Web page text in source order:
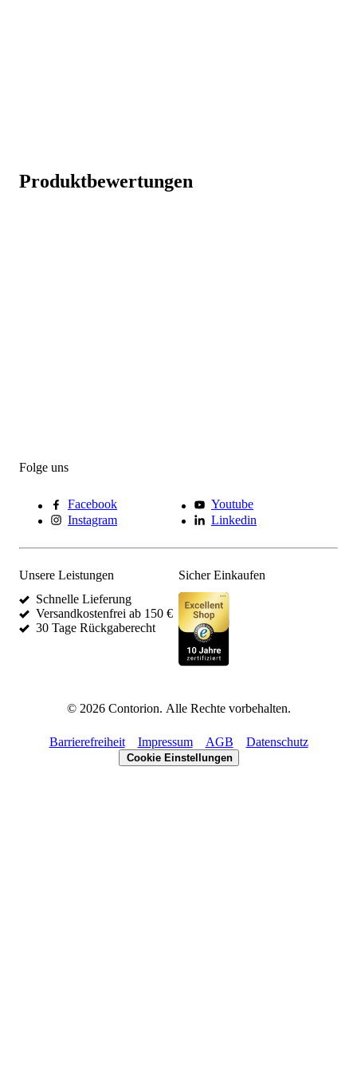
Produktbewertungen
Folge uns
Facebook
Youtube
Instagram
Linkedin
Unsere Leistungen
Schnelle Lieferung
Versandkostenfrei ab 150 €
30 Tage Rückgaberecht
Sicher Einkaufen
© 2026Contorion. Alle Rechte vorbehalten.
Barrierefreiheit Impressum AGB Datenschutz
Cookie Einstellungen